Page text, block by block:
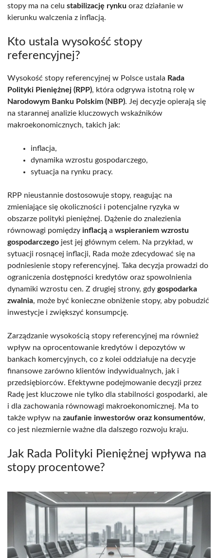
stopy ma na celu stabilizację rynku oraz działanie w
kierunku walczenia z inflacją.
Kto ustala wysokość stopy
referencyjnej?
Wysokość stopy referencyjnej w Polsce ustala Rada
Polityki Pieniężnej (RPP), która odgrywa istotną rolę w
Narodowym Banku Polskim (NBP). Jej decyzje opierają się
na starannej analizie kluczowych wskaźników
makroekonomicznych, takich jak:
inflacja,
dynamika wzrostu gospodarczego,
sytuacja na rynku pracy.
RPP nieustannie dostosowuje stopy, reagując na
zmieniające się okoliczności i potencjalne ryzyka w
obszarze polityki pieniężnej. Dążenie do znalezienia
równowagi pomiędzy inflacją a wspieraniem wzrostu
gospodarczego jest jej głównym celem. Na przykład, w
sytuacji rosnącej inflacji, Rada może zdecydować się na
podniesienie stopy referencyjnej. Taka decyzja prowadzi do
ograniczenia dostępności kredytów oraz spowolnienia
dynamiki wzrostu cen. Z drugiej strony, gdy gospodarka
zwalnia, może być konieczne obniżenie stopy, aby pobudzić
inwestycje i zwiększyć konsumpcję.
Zarządzanie wysokością stopy referencyjnej ma również
wpływ na oprocentowanie kredytów i depozytów w
bankach komercyjnych, co z kolei oddziałuje na decyzje
finansowe zarówno klientów indywidualnych, jak i
przedsiębiorców. Efektywne podejmowanie decyzji przez
Radę jest kluczowe nie tylko dla stabilności gospodarki, ale
i dla zachowania równowagi makroekonomicznej. Ma to
także wpływ na zaufanie inwestorów oraz konsumentów,
co jest niezmiernie ważne dla dalszego rozwoju kraju.
Jak Rada Polityki Pieniężnej wpływa na
stopy procentowe?